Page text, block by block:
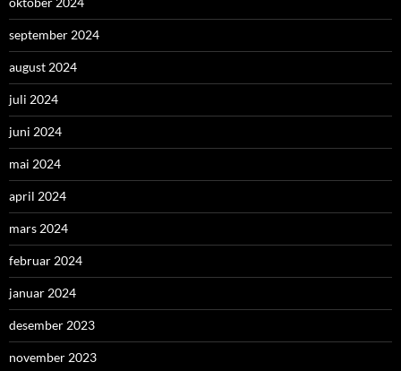
september 2024
august 2024
juli 2024
juni 2024
mai 2024
april 2024
mars 2024
februar 2024
januar 2024
desember 2023
november 2023